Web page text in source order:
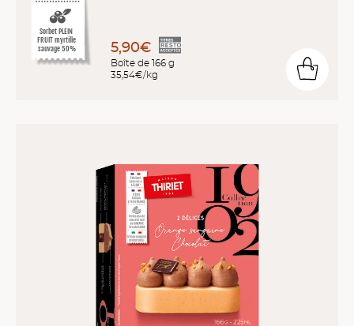
Sorbet PLEIN
FRUIT myrtille
sauvage 50% 5,90€
Boîte de 166 g
35,54€/kg